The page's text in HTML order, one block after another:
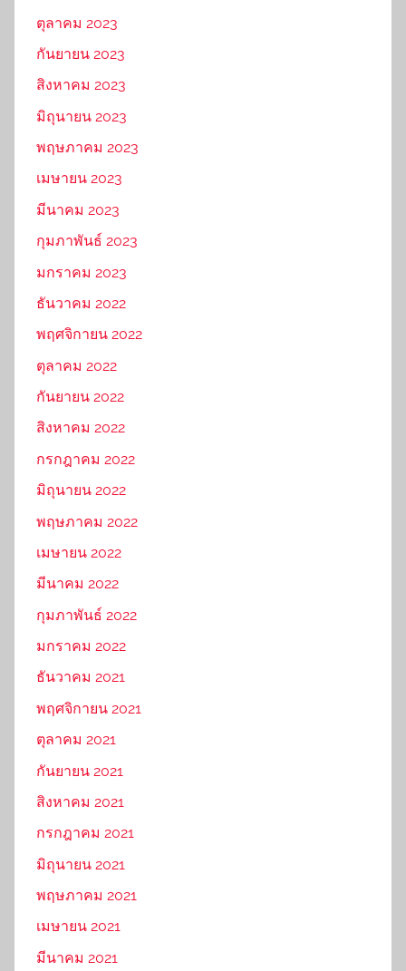
ตุลาคม 2023
กันยายน 2023
สิงหาคม 2023
มิถุนายน 2023
พฤษภาคม 2023
เมษายน 2023
มีนาคม 2023
กุมภาพันธ์ 2023
มกราคม 2023
ธันวาคม 2022
พฤศจิกายน 2022
ตุลาคม 2022
กันยายน 2022
สิงหาคม 2022
กรกฎาคม 2022
มิถุนายน 2022
พฤษภาคม 2022
เมษายน 2022
มีนาคม 2022
กุมภาพันธ์ 2022
มกราคม 2022
ธันวาคม 2021
พฤศจิกายน 2021
ตุลาคม 2021
กันยายน 2021
สิงหาคม 2021
กรกฎาคม 2021
มิถุนายน 2021
พฤษภาคม 2021
เมษายน 2021
มีนาคม 2021